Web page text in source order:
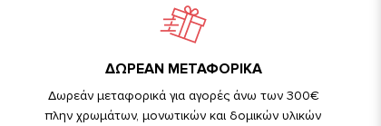
ΔΩΡΕΑΝ ΜΕΤΑΦΟΡΙΚΑ
Δωρεάν μεταφορικά για αγορές άνω των 300€
πλην χρωμάτων, μονωτικών και δομικών υλικών